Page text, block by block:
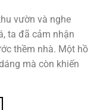
vườn và nghe
ta đã cảm nhận
thềm nhà. Một hồ
mà còn khiến